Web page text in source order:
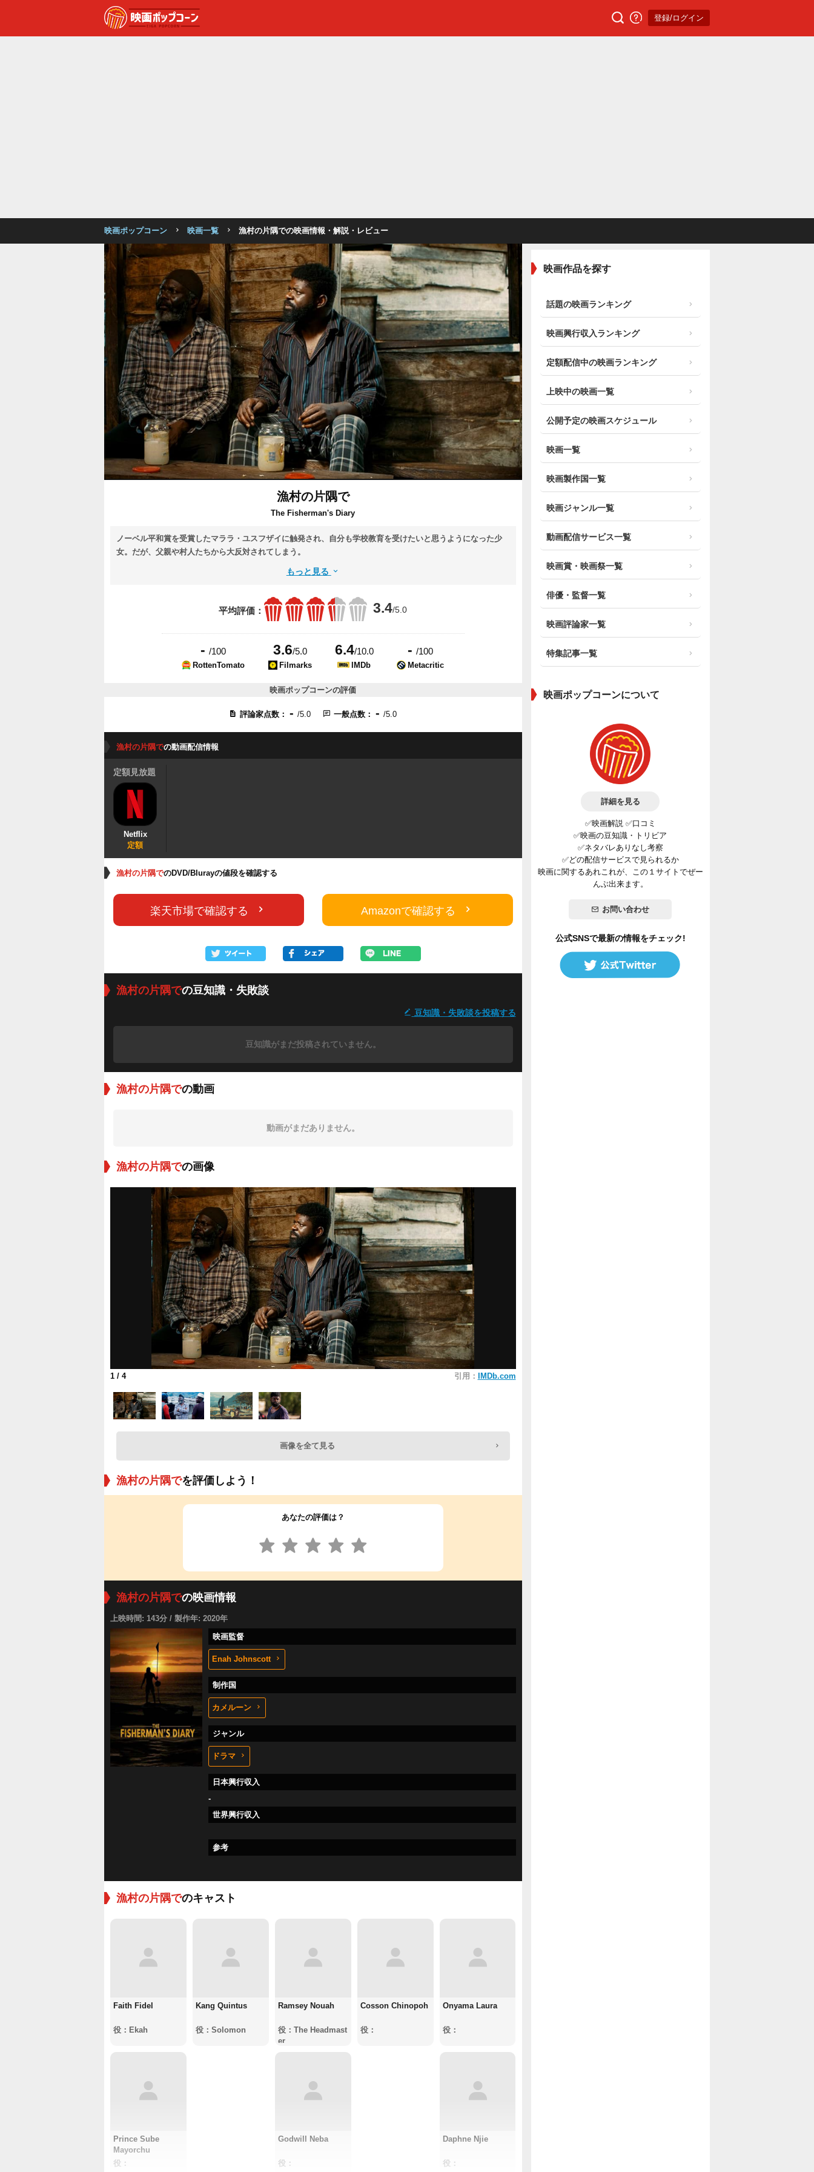
登録/ログイン
映画ポップコーン 映画一覧 漁村の片隅での映画情報・解説・レビュー
漁村の片隅で
The Fisherman's Diary
ノーベル平和賞を受賞したマララ・ユスフザイに触発され、自分も学校教育を受けたいと思うようになった少
女。だが、父親や村人たちから大反対されてしまう。
もっと見る
平均評価： 3.4/5.0
-/100
RottenTomato
3.6/5.0
Filmarks
6.4/10.0
IMDb
-/100
Metacritic
映画ポップコーンの評価
評論家点数： -/5.0 一般点数： -/5.0
漁村の片隅での動画配信情報
定額見放題
Netflix
定額
漁村の片隅でのDVD/Blurayの値段を確認する
楽天市場で確認する Amazonで確認する
漁村の片隅での豆知識・失敗談
豆知識・失敗談を投稿する
豆知識がまだ投稿されていません。
漁村の片隅での動画
動画がまだありません。
漁村の片隅での画像
1 / 4 引用： IMDb.com
画像を全て見る
漁村の片隅でを評価しよう！
あなたの評価は？
漁村の片隅での映画情報
上映時間: 143分 / 製作年: 2020年
映画監督
Enah Johnscott
制作国
カメルーン
ジャンル
ドラマ
日本興行収入
-
世界興行収入
参考
漁村の片隅でのキャスト
Faith Fidel
役：Ekah
Kang Quintus
役：Solomon
Ramsey Nouah
役：The Headmast
er
Cosson Chinopoh
役：
Onyama Laura
役：
Prince Sube
Mayorchu
役：
Godwill Neba
役：
Daphne Njie
役：
映画作品を探す
話題の映画ランキング
映画興行収入ランキング
定額配信中の映画ランキング
上映中の映画一覧
公開予定の映画スケジュール
映画一覧
映画製作国一覧
映画ジャンル一覧
動画配信サービス一覧
映画賞・映画祭一覧
俳優・監督一覧
映画評論家一覧
特集記事一覧
映画ポップコーンについて
詳細を見る
✅映画解説 ✅口コミ
✅映画の豆知識・トリビア
✅ネタバレありなし考察
✅どの配信サービスで見られるか
映画に関するあれこれが、この１サイトでぜー
んぶ出来ます。
お問い合わせ
公式SNSで最新の情報をチェック!